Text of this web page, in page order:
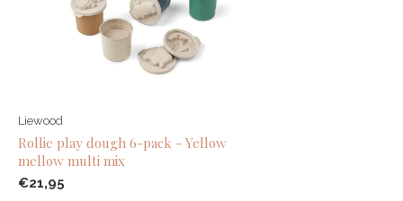
Liewood
Rollie play dough 6-pack - Yellow
mellow multi mix
€21,95